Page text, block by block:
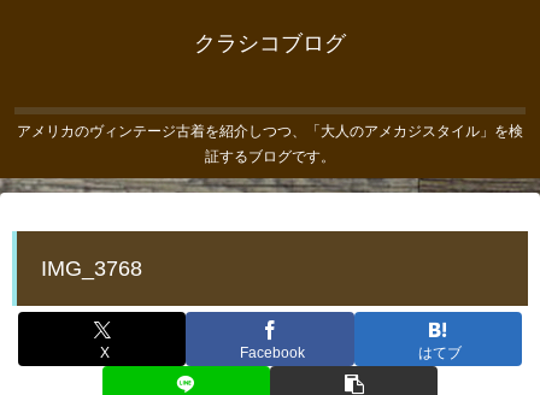
クラシコブログ
アメリカのヴィンテージ古着を紹介しつつ、「大人のアメカジスタイル」を検
証するブログです。
IMG_3768
X Facebook はてブ